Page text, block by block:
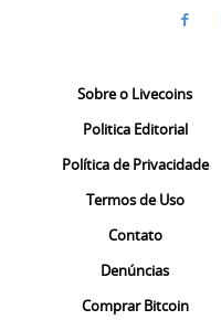
Sobre o Livecoins
Politica Editorial
Política de Privacidade
Termos de Uso
Contato
Denúncias
Comprar Bitcoin